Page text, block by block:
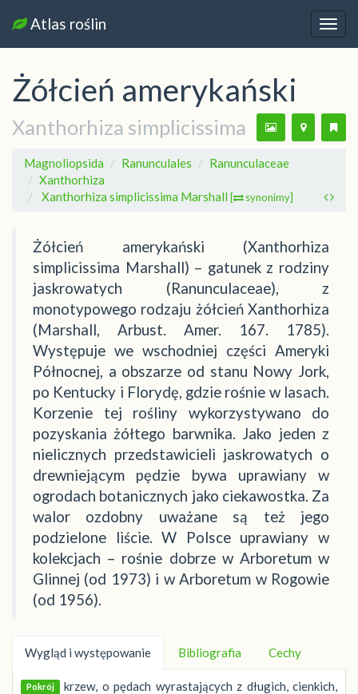
Atlas roślin
Żółcień amerykański
Xanthorhiza simplicissima
Magnoliopsida Ranunculales
Ranunculaceae
Xanthorhiza
Xanthorhiza simplicissima Marshall [ synonimy]
Żółcień amerykański (Xanthorhiza
simplicissima Marshall) – gatunek z rodziny
jaskrowatych (Ranunculaceae), z
monotypowego rodzaju żółcień Xanthorhiza
(Marshall, Arbust. Amer. 167. 1785).
Występuje we wschodniej części Ameryki
Północnej, a obszarze od stanu Nowy Jork,
po Kentucky i Florydę, gdzie rośnie w lasach.
Korzenie tej rośliny wykorzystywano do
pozyskania żółtego barwnika. Jako jeden z
nielicznych przedstawicieli jaskrowatych o
drewniejącym pędzie bywa uprawiany w
ogrodach botanicznych jako ciekawostka. Za
walor ozdobny uważane są też jego
podzielone liście. W Polsce uprawiany w
kolekcjach – rośnie dobrze w Arboretum w
Glinnej (od 1973) i w Arboretum w Rogowie
(od 1956).
Wygląd i występowanie Bibliografia Cechy
Pokrój krzew, o pędach wyrastających z długich, cienkich,